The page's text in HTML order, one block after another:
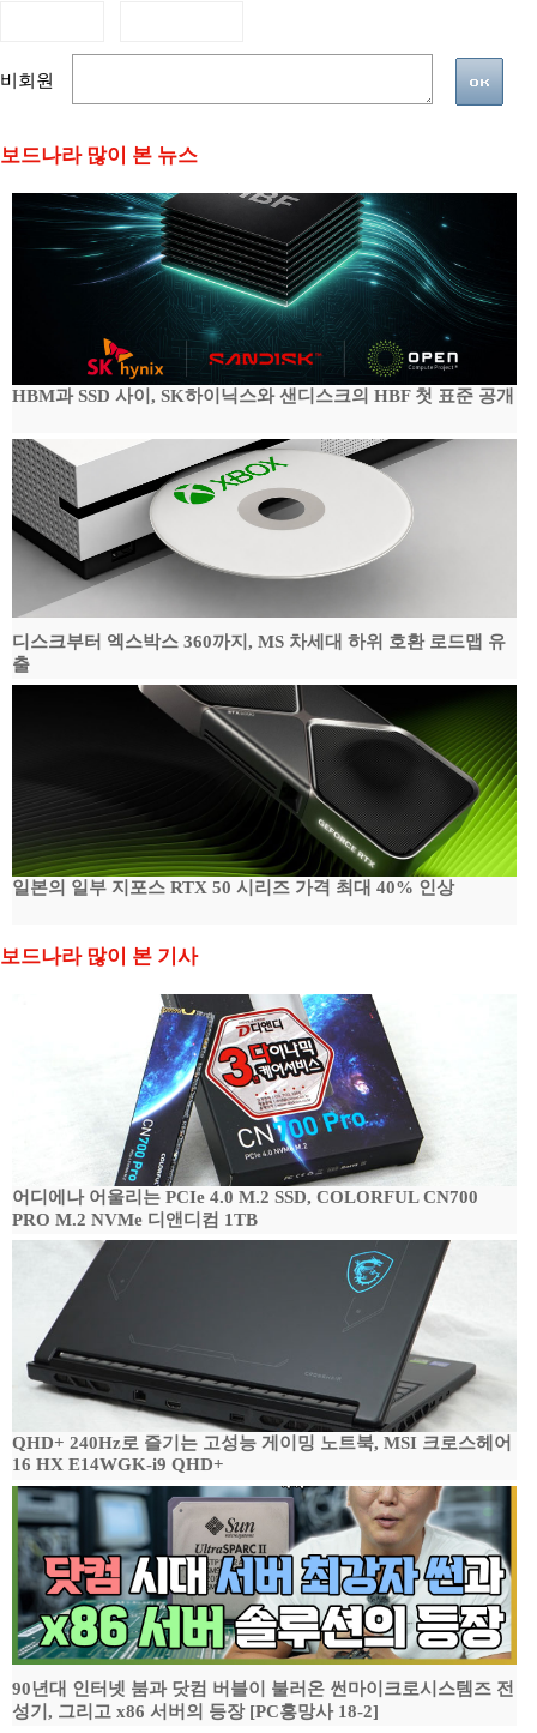
비회원
보드나라 많이 본 뉴스
HBM과 SSD 사이, SK하이닉스와 샌디스크의 HBF 첫 표준 공개
디스크부터 엑스박스 360까지, MS 차세대 하위 호환 로드맵 유
출
일본의 일부 지포스 RTX 50 시리즈 가격 최대 40% 인상
보드나라 많이 본 기사
어디에나 어울리는 PCIe 4.0 M.2 SSD, COLORFUL CN700
PRO M.2 NVMe 디앤디컴 1TB
QHD+ 240Hz로 즐기는 고성능 게이밍 노트북, MSI 크로스헤어
16 HX E14WGK-i9 QHD+
90년대 인터넷 붐과 닷컴 버블이 불러온 썬마이크로시스템즈 전
성기, 그리고 x86 서버의 등장 [PC흥망사 18-2]